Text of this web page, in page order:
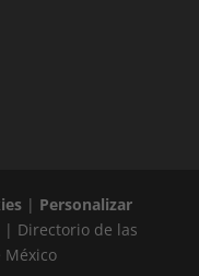
| Personalizar
Directorio de las
México